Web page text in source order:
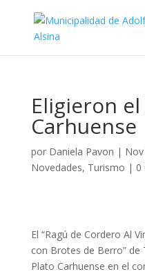
Eligieron
Carhuense
por Daniela Pavon |
Novedades, Turismo | 0
El “Ragú de Cordero Al
con Brotes de Berro” de
Plato Carhuense en el